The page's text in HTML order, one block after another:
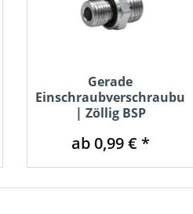
Gerade
Einschraubverschraubung
| Zöllig BSP
ab 0,99 € *